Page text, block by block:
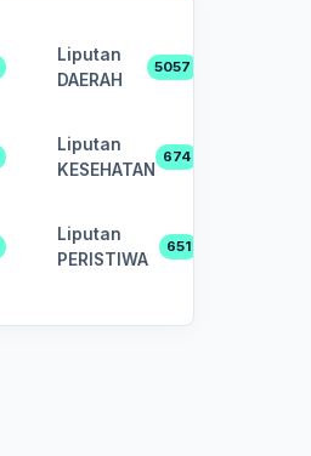
Liputan
DAERAH
5057
Liputan
KESEHATAN
674
Liputan
PERISTIWA
651